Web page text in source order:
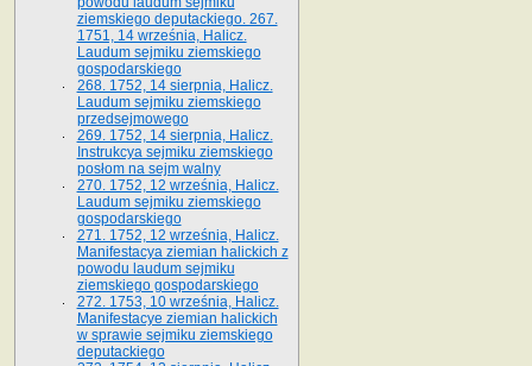
ziemskiego deputackiego. 267.
1751, 14 września, Halicz.
Laudum sejmiku ziemskiego
gospodarskiego
268. 1752, 14 sierpnia, Halicz.
Laudum sejmiku ziemskiego
przedsejmowego
269. 1752, 14 sierpnia, Halicz.
Instrukcya sejmiku ziemskiego
posłom na sejm walny
270. 1752, 12 września, Halicz.
Laudum sejmiku ziemskiego
gospodarskiego
271. 1752, 12 września, Halicz.
Manifestacya ziemian halickich z
powodu laudum sejmiku
ziemskiego gospodarskiego
272. 1753, 10 września, Halicz.
Manifestacye ziemian halickich
w sprawie sejmiku ziemskiego
deputackiego